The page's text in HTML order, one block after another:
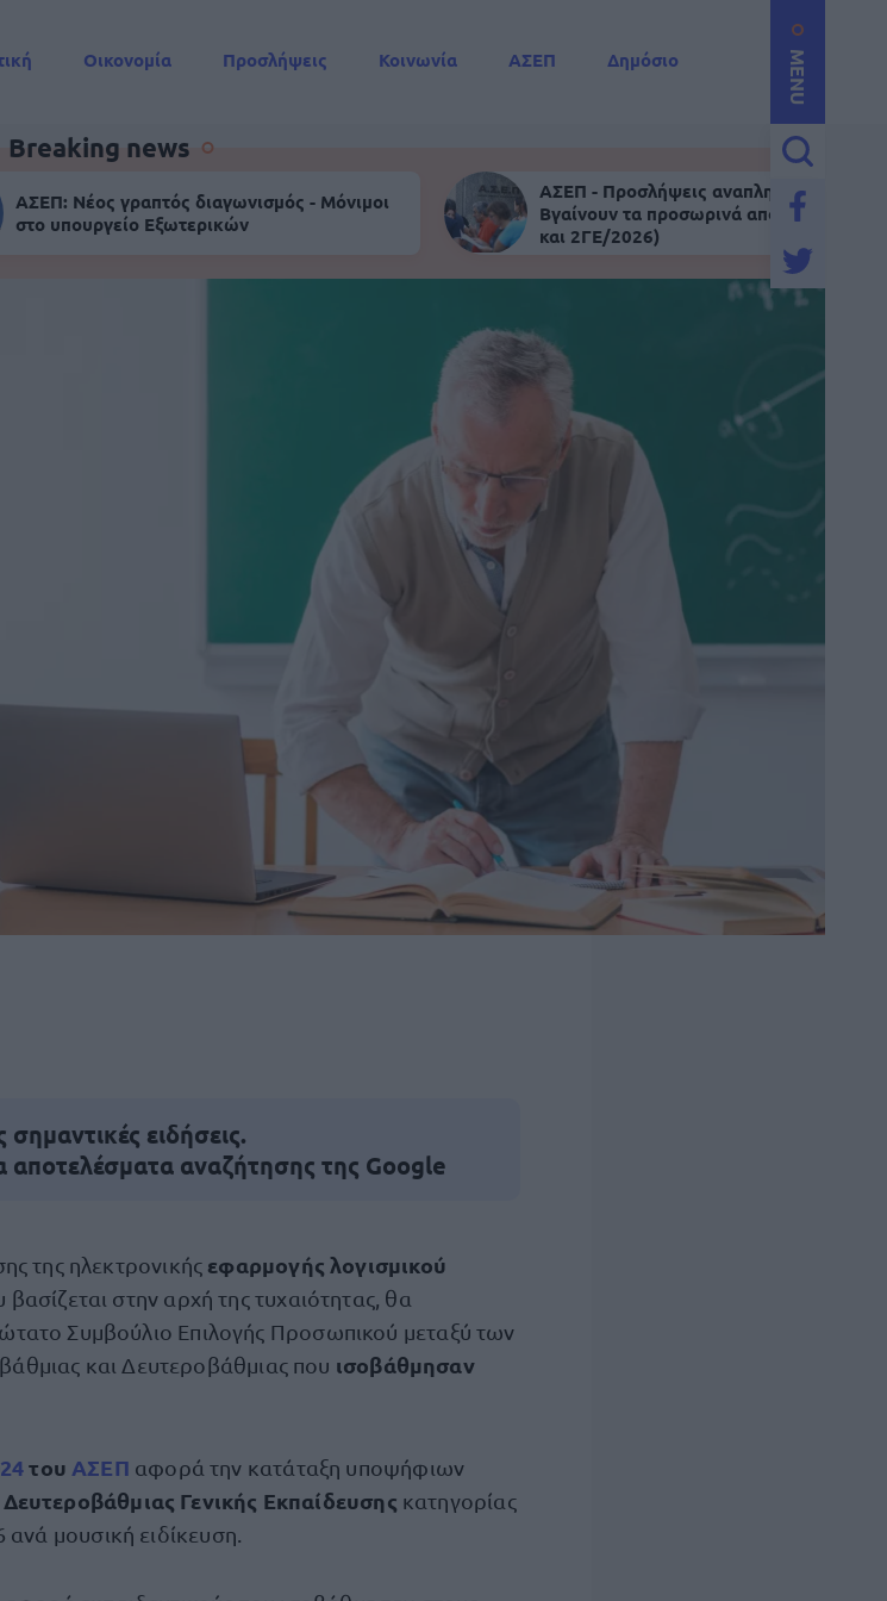
MENU
Οικονομία Προσλήψεις Κοινωνία ΑΣΕΠ
Δημόσιο
Breaking news
ΑΣΕΠ: Νέος γραπτός διαγωνισμός - Μόνιμοι
στο υπουργείο Εξωτερικών
ΑΣΕΠ - Προσλήψεις αναπληρωτών:
Βγαίνουν τα προσωρινά αποτελέσματα
και 2ΓΕ/2026)
ειδήσεις.
αναζήτησης της Google
της ηλεκτρονικής εφαρμογής λογισμικού
βασίζεται στην αρχή της τυχαιότητας, θα
Συμβούλιο Επιλογής Προσωπικού μεταξύ των
και Δευτεροβάθμιας που ισοβάθμησαν
του ΑΣΕΠ αφορά την κατάταξη υποψήφιων
Γενικής Εκπαίδευσης κατηγορίας
μουσική ειδίκευση.